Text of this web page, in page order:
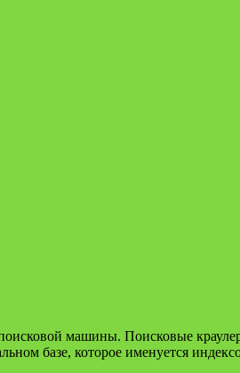
машины. Поисковые
базе, которое именуется